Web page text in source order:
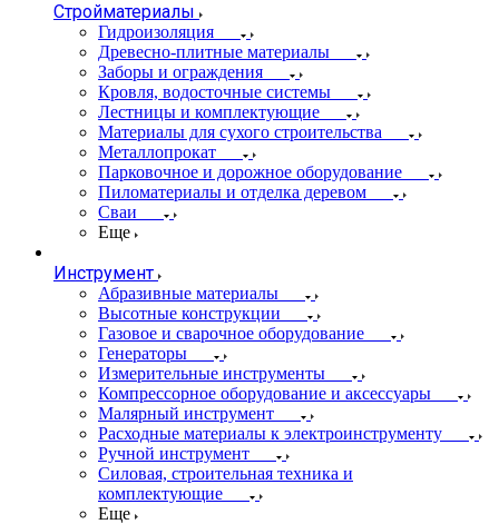
Стройматериалы
Гидроизоляция
Древесно-плитные материалы
Заборы и ограждения
Кровля, водосточные системы
Лестницы и комплектующие
Материалы для сухого строительства
Металлопрокат
Парковочное и дорожное оборудование
Пиломатериалы и отделка деревом
Сваи
Еще
Инструмент
Абразивные материалы
Высотные конструкции
Газовое и сварочное оборудование
Генераторы
Измерительные инструменты
Компрессорное оборудование и аксессуары
Малярный инструмент
Расходные материалы к электроинструменту
Ручной инструмент
Силовая, строительная техника и
комплектующие
Еще